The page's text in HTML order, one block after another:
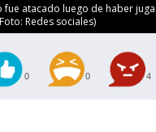
fue atacado luego de haber
Redes sociales)
0 0 4